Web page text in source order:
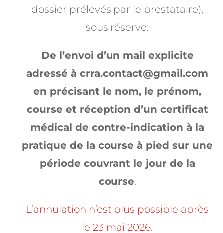
dossier prélevés par le prestataire),
sous réserve:
De l’envoi d’un mail explicite
adressé à crra.contact@gmail.com
en précisant le nom, le prénom,
course et réception d’un certificat
médical de contre-indication à la
pratique de la course à pied sur une
période couvrant le jour de la
course.
L’annulation n’est plus possible après
le 23 mai 2026.